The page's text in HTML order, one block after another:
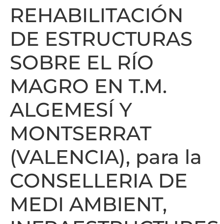
REHABILITACIÓN
DE ESTRUCTURAS
SOBRE EL RÍO
MAGRO EN T.M.
ALGEMESÍ Y
MONTSERRAT
(VALENCIA), para la
CONSELLERIA DE
MEDI AMBIENT,